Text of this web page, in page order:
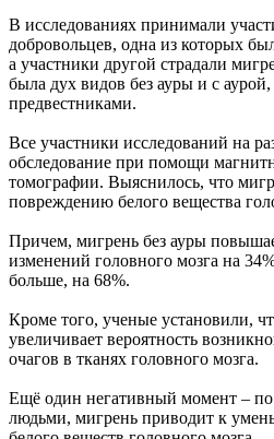
В исследованиях принимали
добровольцев, одна из которых
а участники другой страдали
была дух видов без ауры и с
предвестниками.
Все участники исследований на
обследование при помощи
томографии. Выяснилось, что
повреждению белого вещества
Причем, мигрень без ауры
изменений головного мозга на
больше, на 68%.
Кроме того, ученые установили,
увеличивает вероятность
очагов в тканях головного мозга.
Ещё один негативный момент –
людьми, мигрень приводит к